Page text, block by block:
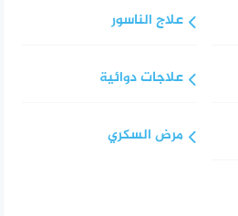
علاج الناسور
علاجات دوائية
مرض السكري